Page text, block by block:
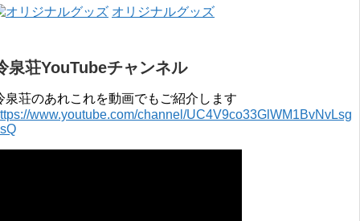
オリジナルグッズ
泉荘YouTubeチャンネル
泉荘のあれこれを動画でもご紹介します
www.youtube.com/channel/UC4V9co33GlWM1BvNvLsg